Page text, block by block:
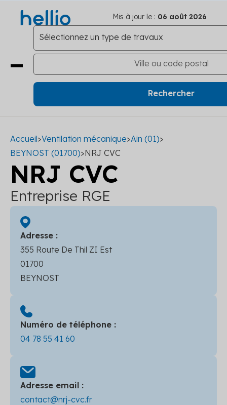
Mis à jour le : 06 août 2026
Accueil>Ventilation mécanique>Ain (01)>
BEYNOST (01700)>NRJ CVC
NRJ CVC
Entreprise RGE
Adresse :
355 Route De Thil ZI Est
01700
BEYNOST
Numéro de téléphone :
04 78 55 41 60
Adresse email :
contact@nrj-cvc.fr